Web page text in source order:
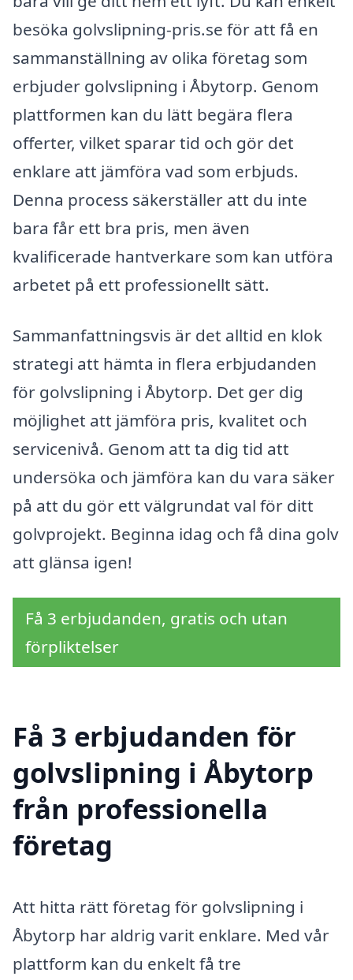
besöka golvslipning-pris.se för att få en
sammanställning av olika företag som
erbjuder golvslipning i Åbytorp. Genom
plattformen kan du lätt begära flera
offerter, vilket sparar tid och gör det
enklare att jämföra vad som erbjuds.
Denna process säkerställer att du inte
bara får ett bra pris, men även
kvalificerade hantverkare som kan utföra
arbetet på ett professionellt sätt.
Sammanfattningsvis är det alltid en klok
strategi att hämta in flera erbjudanden
för golvslipning i Åbytorp. Det ger dig
möjlighet att jämföra pris, kvalitet och
servicenivå. Genom att ta dig tid att
undersöka och jämföra kan du vara säker
på att du gör ett välgrundat val för ditt
golvprojekt. Beginna idag och få dina golv
att glänsa igen!
Få 3 erbjudanden, gratis och utan
förpliktelser
Få 3 erbjudanden för
golvslipning i Åbytorp
från professionella
företag
Att hitta rätt företag för golvslipning i
Åbytorp har aldrig varit enklare. Med vår
plattform kan du enkelt få tre